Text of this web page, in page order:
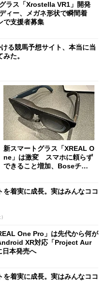
ラス「Xrostella VR1」開発
ィー、メガネ形状で瞬間着
支援者募集
る競馬予想サイト、本当に当
た。
新スマートグラス「XREAL O
ne」は激変 スマホに頼らず
できること増加、Boseチュ
を着実に成長。実はみんなココ
One Pro」は先代から何が
XR対応「Project Aur
日本発売へ
を着実に成長。実はみんなココ